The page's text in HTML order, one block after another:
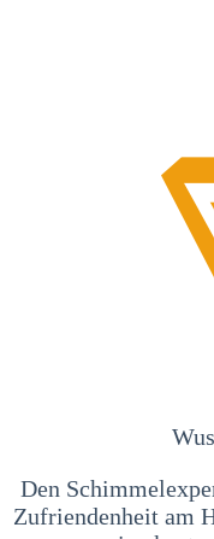
Den
Zufriendenheit am